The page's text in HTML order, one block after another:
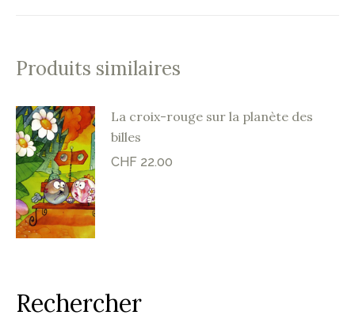
Produits similaires
La croix-rouge sur la planète des
billes
CHF 22.00
Rechercher